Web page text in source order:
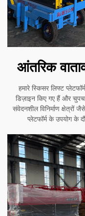
आंतरिक
हमारे स्किसर लिफ्ट
डिज़ाइन किए गए हैं और
संवेदनशील विनिर्माण
प्लेटफॉर्म के उपयोग के